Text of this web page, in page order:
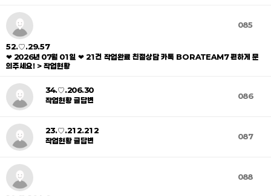
085
52.♡.29.57
❤ 2026년 07월 01일 ❤ 21건 작업완료 친절상담 카톡 BORATEAM7 편하게 문
의주세요! > 작업현황
086
34.♡.206.30
작업현황 글답변
087
23.♡.212.212
작업현황 글답변
088